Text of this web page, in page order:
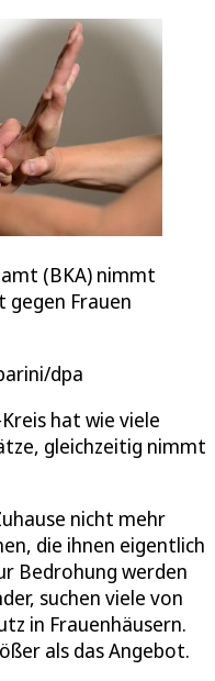
(BKA) nimmt
gegen Frauen
dpa
hat wie viele
gleichzeitig nimmt
nicht mehr
die ihnen eigentlich
Bedrohung werden
suchen viele von
in Frauenhäusern.
als das Angebot.